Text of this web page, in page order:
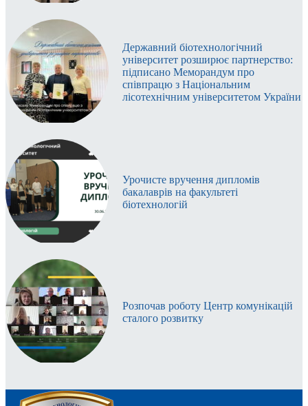
Державний біотехнологічний
університет розширює партнерство:
підписано Меморандум про
співпрацю з Національним
лісотехнічним університетом України
Урочисте вручення дипломів
бакалаврів на факультеті
біотехнологій
Розпочав роботу Центр комунікацій
сталого розвитку